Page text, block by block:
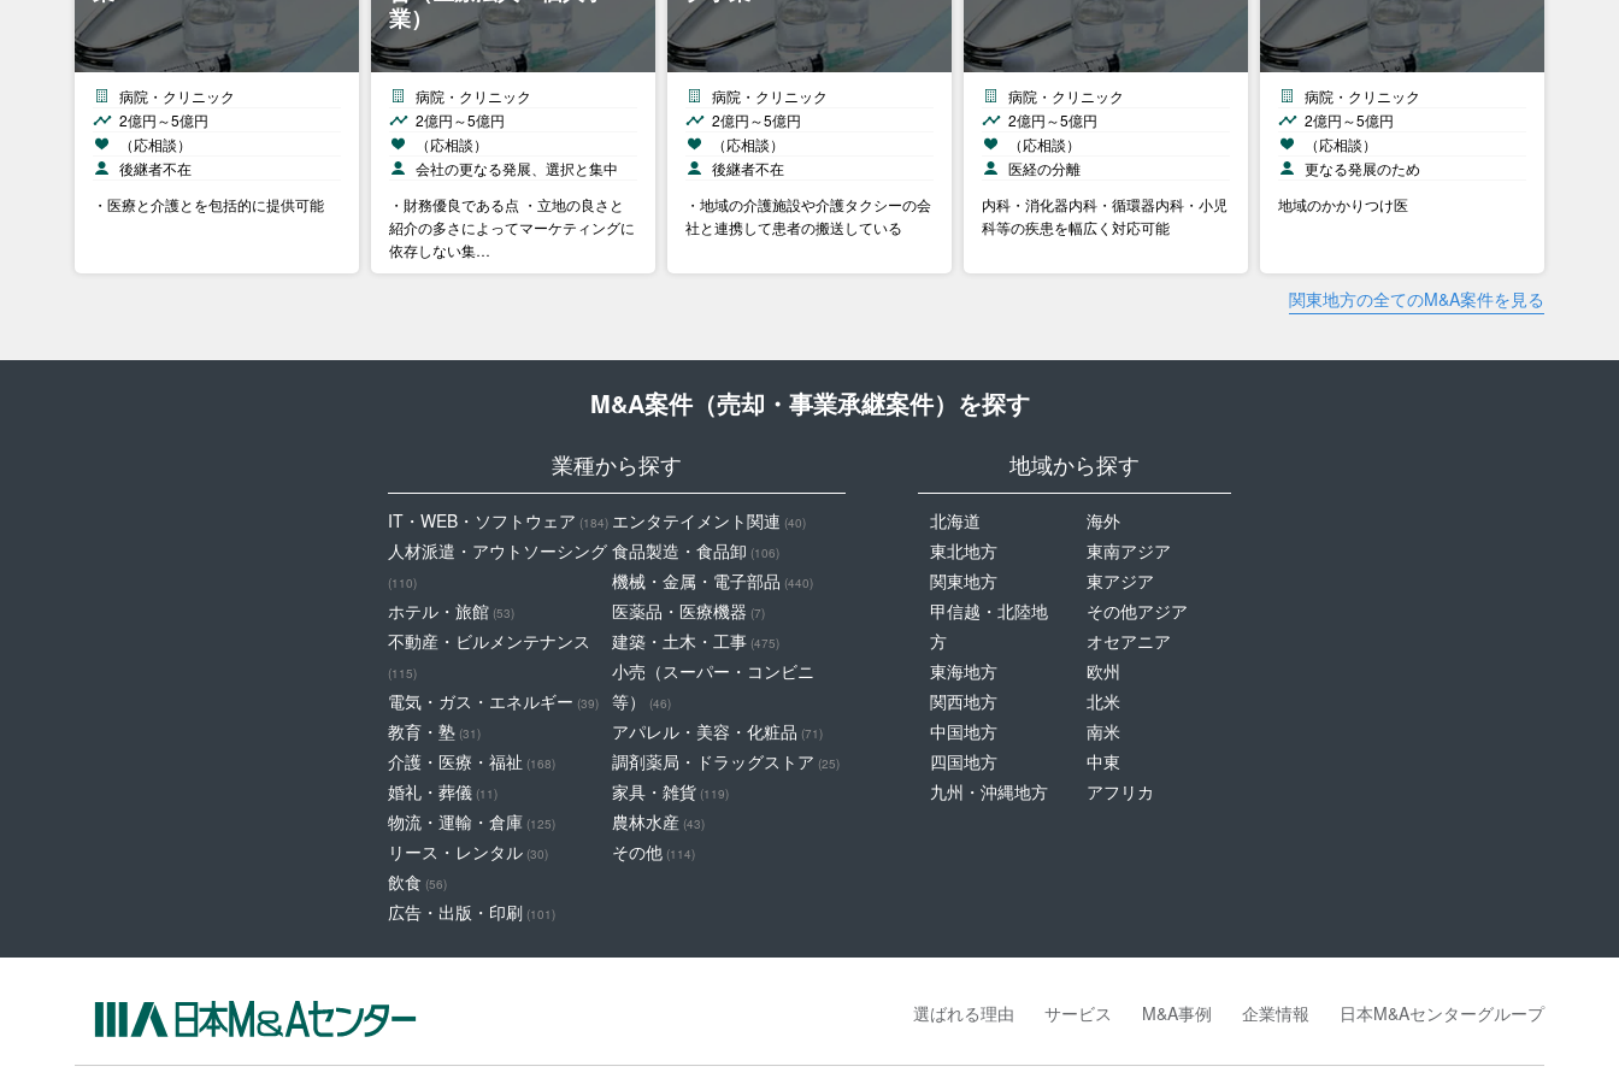
病院・クリニック
2億円～5億円
（応相談）
後継者不在
・医療と介護とを包括的に提供可能
業）
病院・クリニック
2億円～5億円
（応相談）
会社の更なる発展、選択と集中
・財務優良である点 ・立地の良さと
紹介の多さによってマーケティングに
依存しない集…
病院・クリニック
2億円～5億円
（応相談）
後継者不在
・地域の介護施設や介護タクシーの会
社と連携して患者の搬送している
病院・クリニック
2億円～5億円
（応相談）
医経の分離
内科・消化器内科・循環器内科・小児
科等の疾患を幅広く対応可能
病院・クリニック
2億円～5億円
（応相談）
更なる発展のため
地域のかかりつけ医
関東地方の全てのM&A案件を見る
M&A案件（売却・事業承継案件）を探す
業種から探す
IT・WEB・ソフトウェア (184)
人材派遣・アウトソーシング
(110)
ホテル・旅館 (53)
不動産・ビルメンテナンス
(115)
電気・ガス・エネルギー (39)
教育・塾 (31)
介護・医療・福祉 (168)
婚礼・葬儀 (11)
物流・運輸・倉庫 (125)
リース・レンタル (30)
飲食 (56)
広告・出版・印刷 (101)
エンタテイメント関連 (40)
食品製造・食品卸 (106)
機械・金属・電子部品 (440)
医薬品・医療機器 (7)
建築・土木・工事 (475)
小売（スーパー・コンビニ
等）
(46)
アパレル・美容・化粧品 (71)
調剤薬局・ドラッグストア (25)
家具・雑貨 (119)
農林水産 (43)
その他 (114)
地域から探す
北海道
東北地方
関東地方
甲信越・北陸地
方
東海地方
関西地方
中国地方
四国地方
九州・沖縄地方
海外
東南アジア
東アジア
その他アジア
オセアニア
欧州
北米
南米
中東
アフリカ
選ばれる理由 サービス M&A事例 企業情報 日本M&Aセンターグループ